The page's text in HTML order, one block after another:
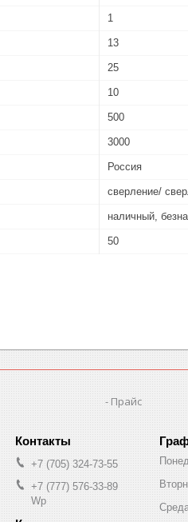
1
13
25
10
500
3000
Россия
сверление/
наличный,
50
Прайс
+7 (705) 324-73-55
+7 (777) 576-33-89
Wp